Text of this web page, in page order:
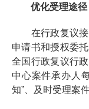
优化受理途径
在行政复议接
申请书和授权委
全国行政复议行
中心案件承办人
知”、及时受理案